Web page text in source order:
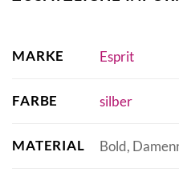
MARKE Esprit
FARBE silber
MATERIAL Bold,